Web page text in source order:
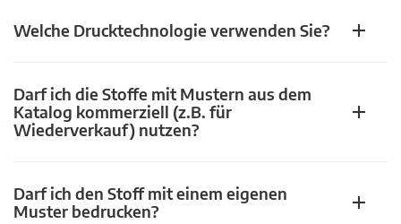
Welche Drucktechnologie verwenden Sie?
Darf ich die Stoffe mit Mustern aus dem
Katalog kommerziell (z.B. für
Wiederverkauf) nutzen?
Darf ich den Stoff mit einem eigenen
Muster bedrucken?